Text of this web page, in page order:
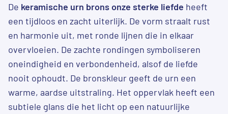
De keramische urn brons onze sterke liefde heeft
een tijdloos en zacht uiterlijk. De vorm straalt rust
en harmonie uit, met ronde lijnen die in elkaar
overvloeien. De zachte rondingen symboliseren
oneindigheid en verbondenheid, alsof de liefde
nooit ophoudt. De bronskleur geeft de urn een
warme, aardse uitstraling. Het oppervlak heeft een
subtiele glans die het licht op een natuurlijke